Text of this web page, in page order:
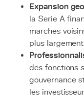
Expansion
la Serie A
marches
plus
des fonctions
gouvernance
les